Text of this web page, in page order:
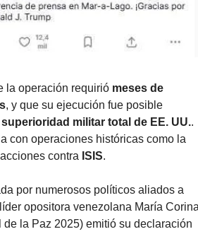
la operación requirió meses de
, y que su ejecución fue posible
superioridad militar total de EE. UU..
con operaciones históricas como la
contra ISIS.
por numerosos políticos aliados a
opositora venezolana María
la Paz 2025) emitió su declaración